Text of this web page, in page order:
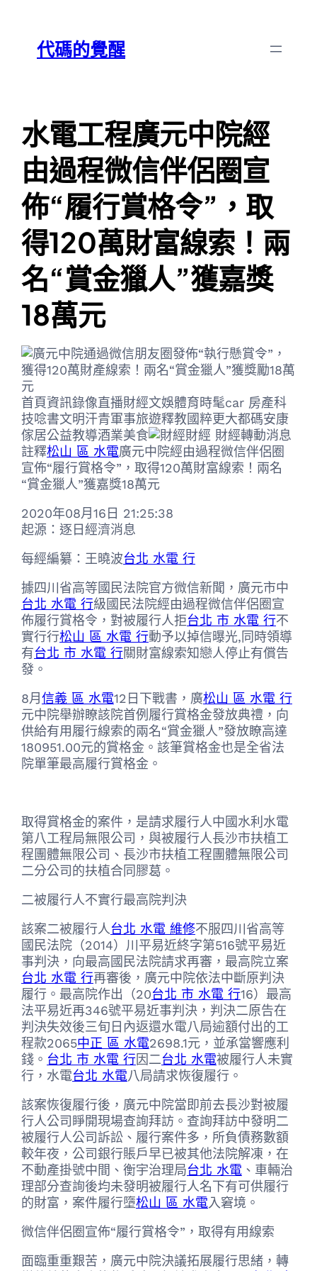
content代碼的覺醒
水電工程廣元中院經
由過程微信伴侶圈宣
佈“履行賞格令”，取
得120萬財富線索！兩
名“賞金獵人”獲嘉獎
18萬元
首頁資訊錄像直播財經文娛體育時髦car 房產科
技唸書文明汗青軍事旅遊釋教國粹更大都碼安康
傢居公益教導酒業美食
財經 財經轉動消息
註釋松山 區 水電廣元中院經由過程微信伴侶圈
宣佈“履行賞格令”，取得120萬財富線索！兩名
“賞金獵人”獲嘉獎18萬元
2020年08月16日 21:25:38
起源：逐日經濟消息
每經編纂：王曉波台北 水電 行
據四川省高等國民法院官方微信新聞，廣元市中
台北 水電 行級國民法院經由過程微信伴侶圈宣
佈履行賞格令，對被履行人拒台北 市 水電 行不
實行行松山 區 水電 行動予以掉信曝光,同時領導
有台北 市 水電 行關財富線索知戀人停止有償告
發。
8月信義 區 水電12日下戰書，廣松山 區 水電 行
元中院舉辦瞭該院首例履行賞格金發放典禮，向
供給有用履行線索的兩名“賞金獵人”發放瞭高達
180951.00元的賞格金。該筆賞格金也是全省法
院單筆最高履行賞格金。
取得賞格金的案件，是請求履行人中國水利水電
第八工程局無限公司，與被履行人長沙市扶植工
程團體無限公司、長沙市扶植工程團體無限公司
二分公司的扶植合同膠葛。
二被履行人不實行最高院判決
該案二被履行人台北 水電 維修不服四川省高等
國民法院（2014）川平易近終字第516號平易近
事判決，向最高國民法院請求再審，最高院立案
台北 水電 行再審後，廣元中院依法中斷原判決
履行。最高院作出（20台北 市 水電 行16）最高
法平易近再346號平易近事判決，判決二原告在
判決失效後三旬日內返還水電八局逾額付出的工
程款2065中正 區 水電2698.1元，並承當響應利
錢。 台北 市 水電 行因二台北 水電被履行人未實
行，水電台北 水電八局請求恢復履行。
該案恢復履行後，廣元中院當即前去長沙對被履
行人公司睜開現場查詢拜訪。查詢拜訪中發明二
被履行人公司訴訟、履行案件多，所負債務數額
較年夜，公司銀行賬戶早已被其他法院解凍，在
不動產掛號中間、衡宇治理局台北 水電 、車輛治
理部分查詢後均未發明被履行人名下有可供履行
的財富，案件履行墮松山 區 水電入窘境。
微信伴侶圈宣佈“履行賞格令”，取得有用線索
面臨重重艱苦，廣元中院決議拓展履行思緒，轉